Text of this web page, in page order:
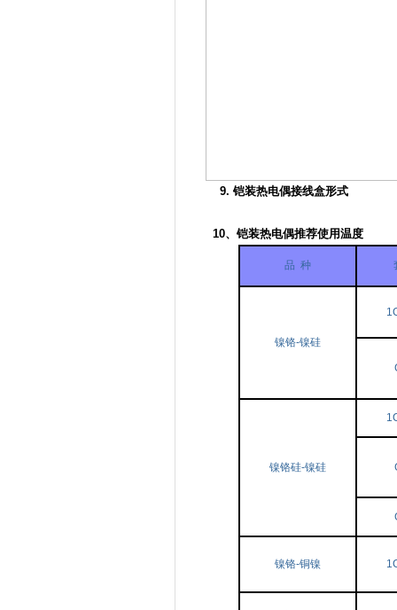
9. 铠装热电偶接线盒形式
10、铠装热电偶推荐使用温度
品 种
镍铬-镍硅
镍铬硅-镍硅
镍铬-铜镍